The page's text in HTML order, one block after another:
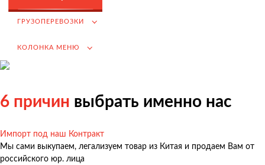
ГРУЗОПЕРЕВОЗКИ
КОЛОНКА МЕНЮ
Грузоперевозки
Грузоперевозки из Китая
6 причин выбрать именно нас
Импорт под наш Контракт
Мы сами выкупаем, легализуем товар из Китая и продаем Вам от
российского юр. лица